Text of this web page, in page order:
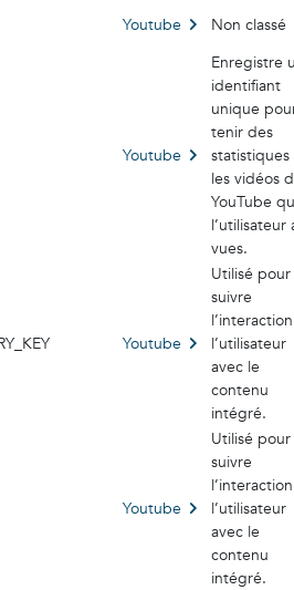
Youtube Non classé
Youtube
Enregistre
identifiant
unique
tenir des
statistiques
les vidéos
YouTube
l’utilisateur
vues.
Youtube
Utilisé pour
suivre
l’utilisateur
avec le
contenu
intégré.
Youtube
Utilisé pour
suivre
l’utilisateur
avec le
contenu
intégré.